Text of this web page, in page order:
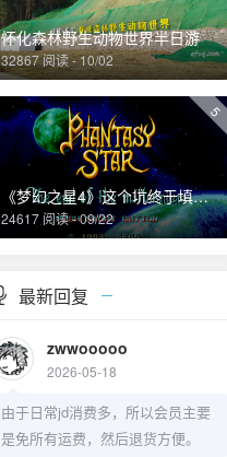
怀化森林野生动物世界半日游
32867 阅读 - 10/02
5
《梦幻之星4》这个坑终于填上了！
24617 阅读 - 09/22
最新回复
zwwooooo
2026-05-18
由于日常jd消费多，所以会员主要
是免所有运费，然后退货方便。